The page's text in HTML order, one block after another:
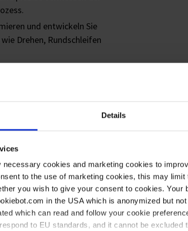
Details
cookies and marketing cookies to
to the use of marketing cookies, this may
you wish to give your consent to cookies. Your
in the USA which is anonymized but
which can read and follow your cookie
to EU standards, and it cannot be
und entwickeln Sie
Drehen, Rundschleifen
und
Produktionsanweisungen
an bzw. arbeiten diese
führen Sie
zum kontinuierlichen